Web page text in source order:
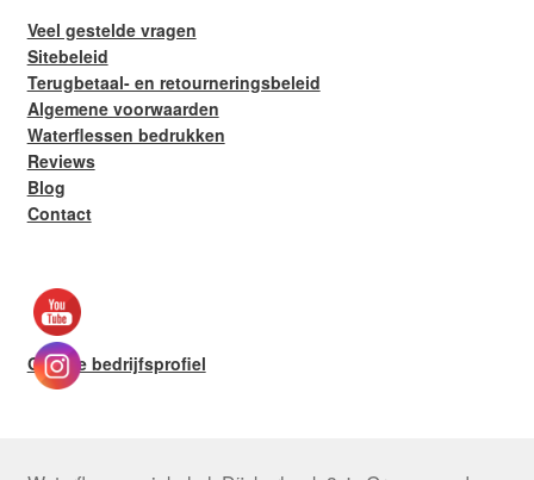
Veel gestelde vragen
Sitebeleid
Terugbetaal- en retourneringsbeleid
Algemene voorwaarden
Waterflessen bedrukken
Reviews
Blog
Contact
Google bedrijfsprofiel